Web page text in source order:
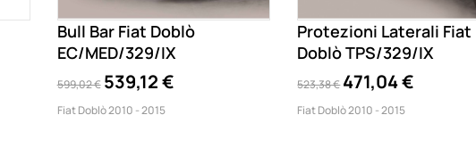
Bull Bar Fiat Doblò
EC/MED/329/IX
599,02 € 539,12 €
Fiat Doblò 2010 - 2015
Protezioni Laterali Fiat
Doblò TPS/329/IX
523,38 € 471,04 €
Fiat Doblò 2010 - 2015